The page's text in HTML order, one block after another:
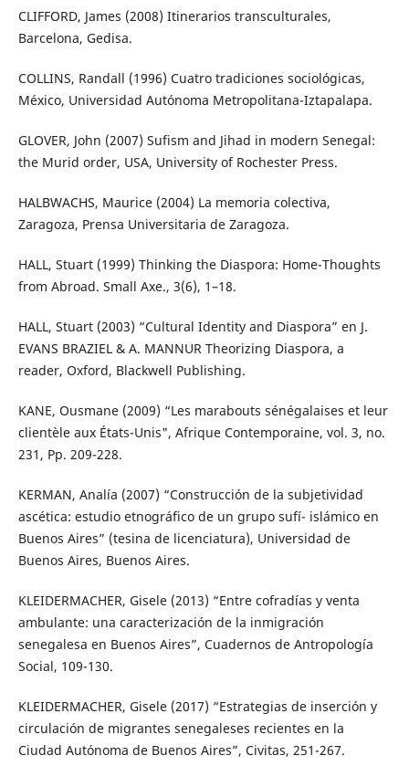
CLIFFORD, James (2008) Itinerarios transculturales,
Barcelona, Gedisa.
COLLINS, Randall (1996) Cuatro tradiciones sociológicas,
México, Universidad Autónoma Metropolitana-Iztapalapa.
GLOVER, John (2007) Sufism and Jihad in modern Senegal:
the Murid order, USA, University of Rochester Press.
HALBWACHS, Maurice (2004) La memoria colectiva,
Zaragoza, Prensa Universitaria de Zaragoza.
HALL, Stuart (1999) Thinking the Diaspora: Home-Thoughts
from Abroad. Small Axe., 3(6), 1–18.
HALL, Stuart (2003) “Cultural Identity and Diaspora” en J.
EVANS BRAZIEL & A. MANNUR Theorizing Diaspora, a
reader, Oxford, Blackwell Publishing.
KANE, Ousmane (2009) “Les marabouts sénégalaises et leur
clientèle aux États-Unis", Afrique Contemporaine, vol. 3, no.
231, Pp. 209-228.
KERMAN, Analía (2007) “Construcción de la subjetividad
ascética: estudio etnográfico de un grupo sufí- islámico en
Buenos Aires” (tesina de licenciatura), Universidad de
Buenos Aires, Buenos Aires.
KLEIDERMACHER, Gisele (2013) “Entre cofradías y venta
ambulante: una caracterización de la inmigración
senegalesa en Buenos Aires”, Cuadernos de Antropología
Social, 109-130.
KLEIDERMACHER, Gisele (2017) “Estrategias de inserción y
circulación de migrantes senegaleses recientes en la
Ciudad Autónoma de Buenos Aires”, Civitas, 251-267.